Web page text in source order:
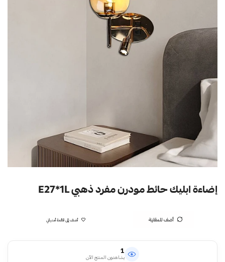
إضاءة ابليك حائط مودرن مفرد ذهبي E27*1L
أضف للمقارنة أضف إلى قائمة أمنياتي
1
يشاهدون المنتج الآن